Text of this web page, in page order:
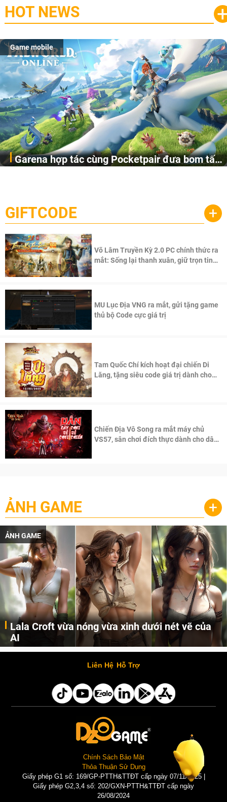
HOT NEWS
Game mobile
Garena hợp tác cùng Pocketpair đưa bom tấn
cầu, theo giấy phép chính thức từ công ty game Nhật Bản
Pocketpair, Inc.
GIFTCODE +
Võ Lâm Truyền Kỳ 2.0 PC chính thức ra
mắt: Sống lại thanh xuân, giữ trọn tinh
MU Lục Địa VNG ra mắt, gửi tặng game
thủ bộ Code cực giá trị
Tam Quốc Chí kích hoạt đại chiến Di
Lăng, tặng siêu code giá trị dành cho
Chiến Địa Vô Song ra mắt máy chủ
VS57, sân chơi đích thực dành cho dân
ẢNH GAME +
ẢNH GAME
Lala Croft vừa nóng vừa xinh dưới nét vẽ của
AI
Cùng đến với những hình ảnh Lala Croft của Tomb Raider dưới nét vẽ của AI. Một cô nàng xinh đẹp, nóng bỏng nhưng cũng rắn rỏi và mạnh mẽ.
Liên Hệ Hỗ Trợ
Chính Sách Bảo Mật
Thỏa Thuận Sử Dụng
Giấy phép G1 số: 169/GP-PTTH&TTĐT cấp ngày 07/11/2025 |
Giấy phép G2,3,4 số: 202/GXN-PTTH&TTĐT cấp ngày
26/08/2024